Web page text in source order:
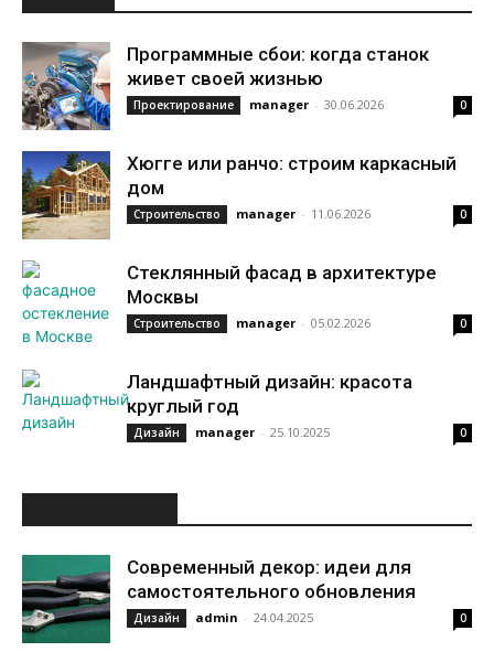
Программные сбои: когда станок
живет своей жизнью
Проектирование manager - 30.06.2026 0
Хюгге или ранчо: строим каркасный
дом
Строительство manager - 11.06.2026 0
Стеклянный фасад в архитектуре
Москвы
Строительство manager - 05.02.2026 0
Ландшафтный дизайн: красота
круглый год
Дизайн manager - 25.10.2025 0
Современный декор: идеи для
самостоятельного обновления
Дизайн admin - 24.04.2025 0